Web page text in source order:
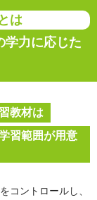
は
学力に応じた
教材は
習範囲が用意
コントロールし、